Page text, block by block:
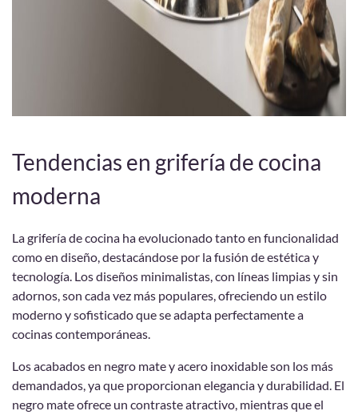
Tendencias en grifería de cocina
moderna
La grifería de cocina ha evolucionado tanto en funcionalidad
como en diseño, destacándose por la fusión de estética y
tecnología. Los diseños minimalistas, con líneas limpias y sin
adornos, son cada vez más populares, ofreciendo un estilo
moderno y sofisticado que se adapta perfectamente a
cocinas contemporáneas.
Los acabados en negro mate y acero inoxidable son los más
demandados, ya que proporcionan elegancia y durabilidad. El
negro mate ofrece un contraste atractivo, mientras que el